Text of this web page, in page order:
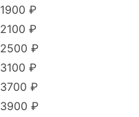
1900 ₽
2100 ₽
2500 ₽
3100 ₽
3700 ₽
3900 ₽